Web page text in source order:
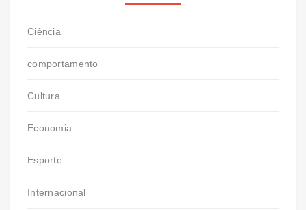
Ciência
comportamento
Cultura
Economia
Esporte
Internacional